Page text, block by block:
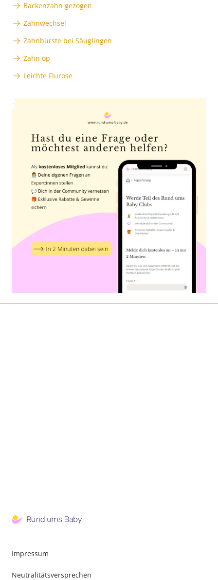
Backenzahn gezogen
Zahnwechsel
Zahnbürste bei Säuglingen
Zahn op
Leichte Flurose
Impressum
Neutralitätsversprechen